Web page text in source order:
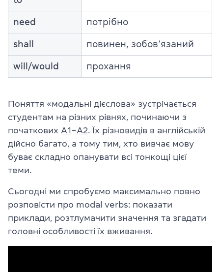
need потрібно
shall повинен, зобов’язаний
will/would прохання
Поняття «модальні дієслова» зустрічається
студентам на різних рівнях, починаючи з
початкових A1–A2 . Їх різновидів в англійській
дійсно багато, а тому тим, хто вивчає мову
буває складно опанувати всі тонкощі цієї
теми.
Сьогодні ми спробуємо максимально повно
розповісти про modal verbs: показати
приклади, розтлумачити значення та згадати
головні особливості їх вживання.